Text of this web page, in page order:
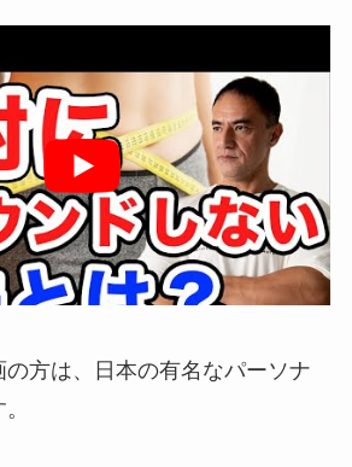
方は、日本の有名なパーソナ